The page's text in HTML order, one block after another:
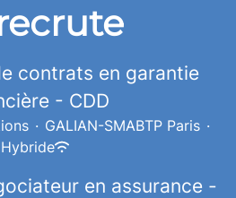
contrats en garantie
- CDD
· GALIAN-SMABTP Paris ·
Hybride
en assurance -